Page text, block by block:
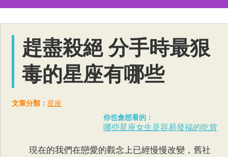
趕盡殺絕 分手時最狠
毒的星座有哪些
文章分類：星座
你也會想看的：
哪些星座女生是容易發福的吃貨
現在的我們在戀愛的觀念上已經慢慢改變，舊社